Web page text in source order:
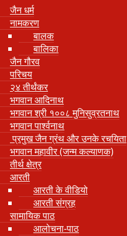
जैन धर्म
नामकरण
बालक
बालिका
जैन गौरव
परिचय
२४ तीर्थंकर
भगवान आदिनाथ
भगवान श्री १००८ मुनिसुव्रतनाथ
भगवान पार्श्वनाथ
प्रमुख जैन ग्रंथ और उनके रचयिता
भगवान महावीर (जन्म कल्याणक)
तीर्थ क्षेत्र
आरती
आरती के वीडियो
आरती संग्रह
सामायिक पाठ
आलोचना-पाठ